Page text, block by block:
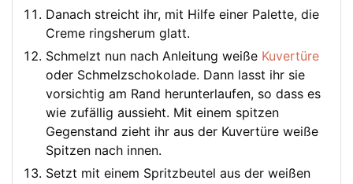
Danach streicht ihr, mit Hilfe einer Palette, die
Creme ringsherum glatt.
Schmelzt nun nach Anleitung weiße Kuvertüre
oder Schmelzschokolade. Dann lasst ihr sie
vorsichtig am Rand herunterlaufen, so dass es
wie zufällig aussieht. Mit einem spitzen
Gegenstand zieht ihr aus der Kuvertüre weiße
Spitzen nach innen.
Setzt mit einem Spritzbeutel aus der weißen